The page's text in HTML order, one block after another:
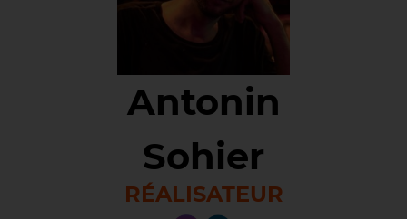
Antonin
Sohier
RÉALISATEUR